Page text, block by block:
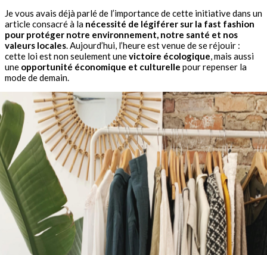
Je vous avais déjà parlé de l’importance de cette initiative dans un
article consacré à la nécessité de légiférer sur la fast fashion
pour protéger notre environnement, notre santé et nos
valeurs locales. Aujourd’hui, l’heure est venue de se réjouir :
cette loi est non seulement unevictoire écologique, mais aussi
une opportunité économique et culturelle pour repenser la
mode de demain.